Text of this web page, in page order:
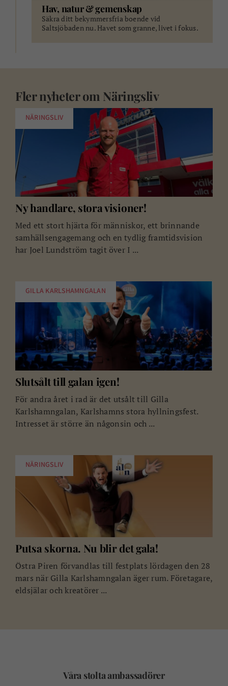
Hav, natur & gemenskap
Säkra ditt bekymmersfria boende vid
Saltsjöbaden nu. Havet som granne, livet i fokus.
Fler nyheter om Näringsliv
NÄRINGSLIV
Ny handlare, stora visioner!
Med ett stort hjärta för människor, ett brinnande
samhällsengagemang och en tydlig framtidsvision
har Joel Lundström tagit över I ...
GILLA KARLSHAMNGALAN
Slutsålt till galan igen!
För andra året i rad är det utsålt till Gilla
Karlshamngalan, Karlshamns stora hyllningsfest.
Intresset är större än någonsin och ...
NÄRINGSLIV
Putsa skorna. Nu blir det gala!
Östra Piren förvandlas till festplats lördagen den 28
mars när Gilla Karlshamngalan äger rum. Företagare,
eldsjälar och kreatörer ...
Våra stolta ambassadörer